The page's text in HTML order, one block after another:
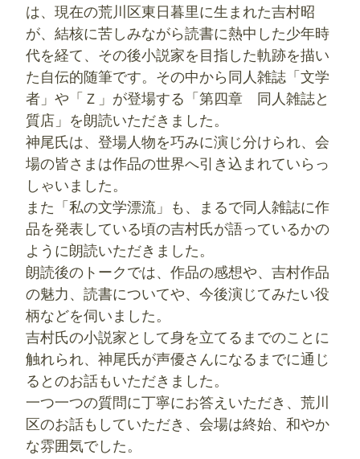
は、現在の荒川区東日暮里に生まれた吉村昭
が、結核に苦しみながら読書に熱中した少年時
代を経て、その後小説家を目指した軌跡を描い
た自伝的随筆です。その中から同人雑誌「文学
者」や「Ｚ」が登場する「第四章 同人雑誌と
質店」を朗読いただきました。
神尾氏は、登場人物を巧みに演じ分けられ、会
場の皆さまは作品の世界へ引き込まれていらっ
しゃいました。
また「私の文学漂流」も、まるで同人雑誌に作
品を発表している頃の吉村氏が語っているかの
ように朗読いただきました。
朗読後のトークでは、作品の感想や、吉村作品
の魅力、読書についてや、今後演じてみたい役
柄などを伺いました。
吉村氏の小説家として身を立てるまでのことに
触れられ、神尾氏が声優さんになるまでに通じ
るとのお話もいただきました。
一つ一つの質問に丁寧にお答えいただき、荒川
区のお話もしていただき、会場は終始、和やか
な雰囲気でした。